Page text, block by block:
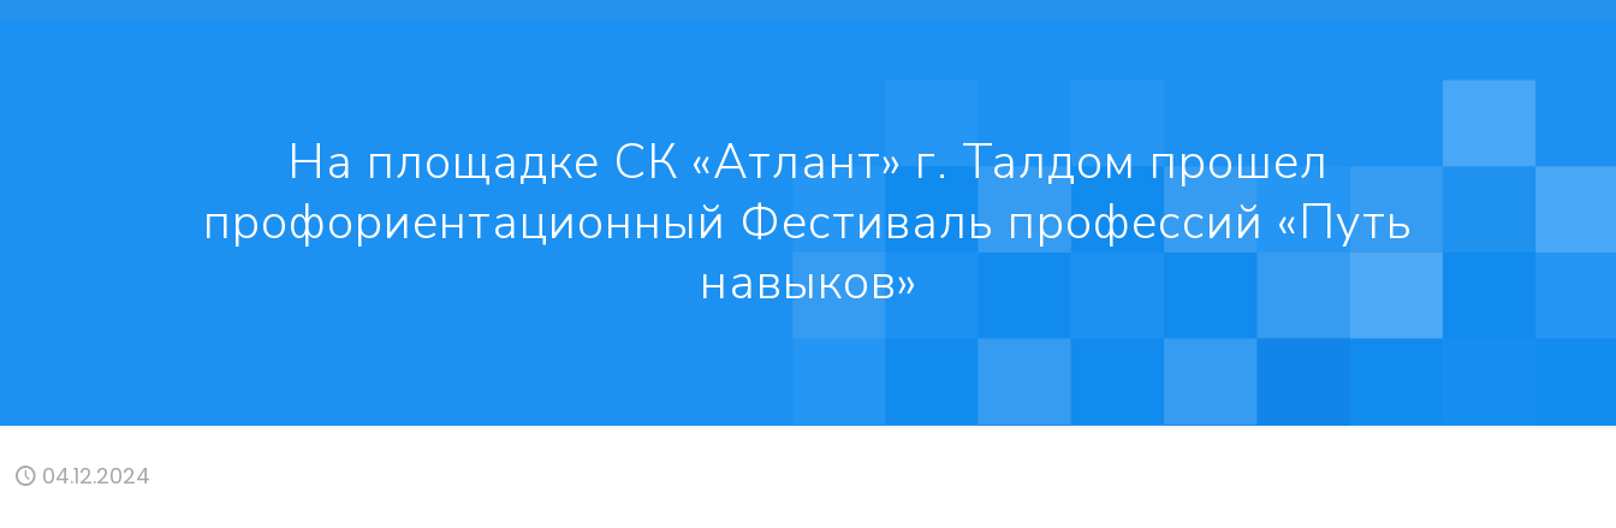
На площадке СК «Атлант» г. Талдом прошел
профориентационный Фестиваль профессий «Путь
навыков»
04.12.2024